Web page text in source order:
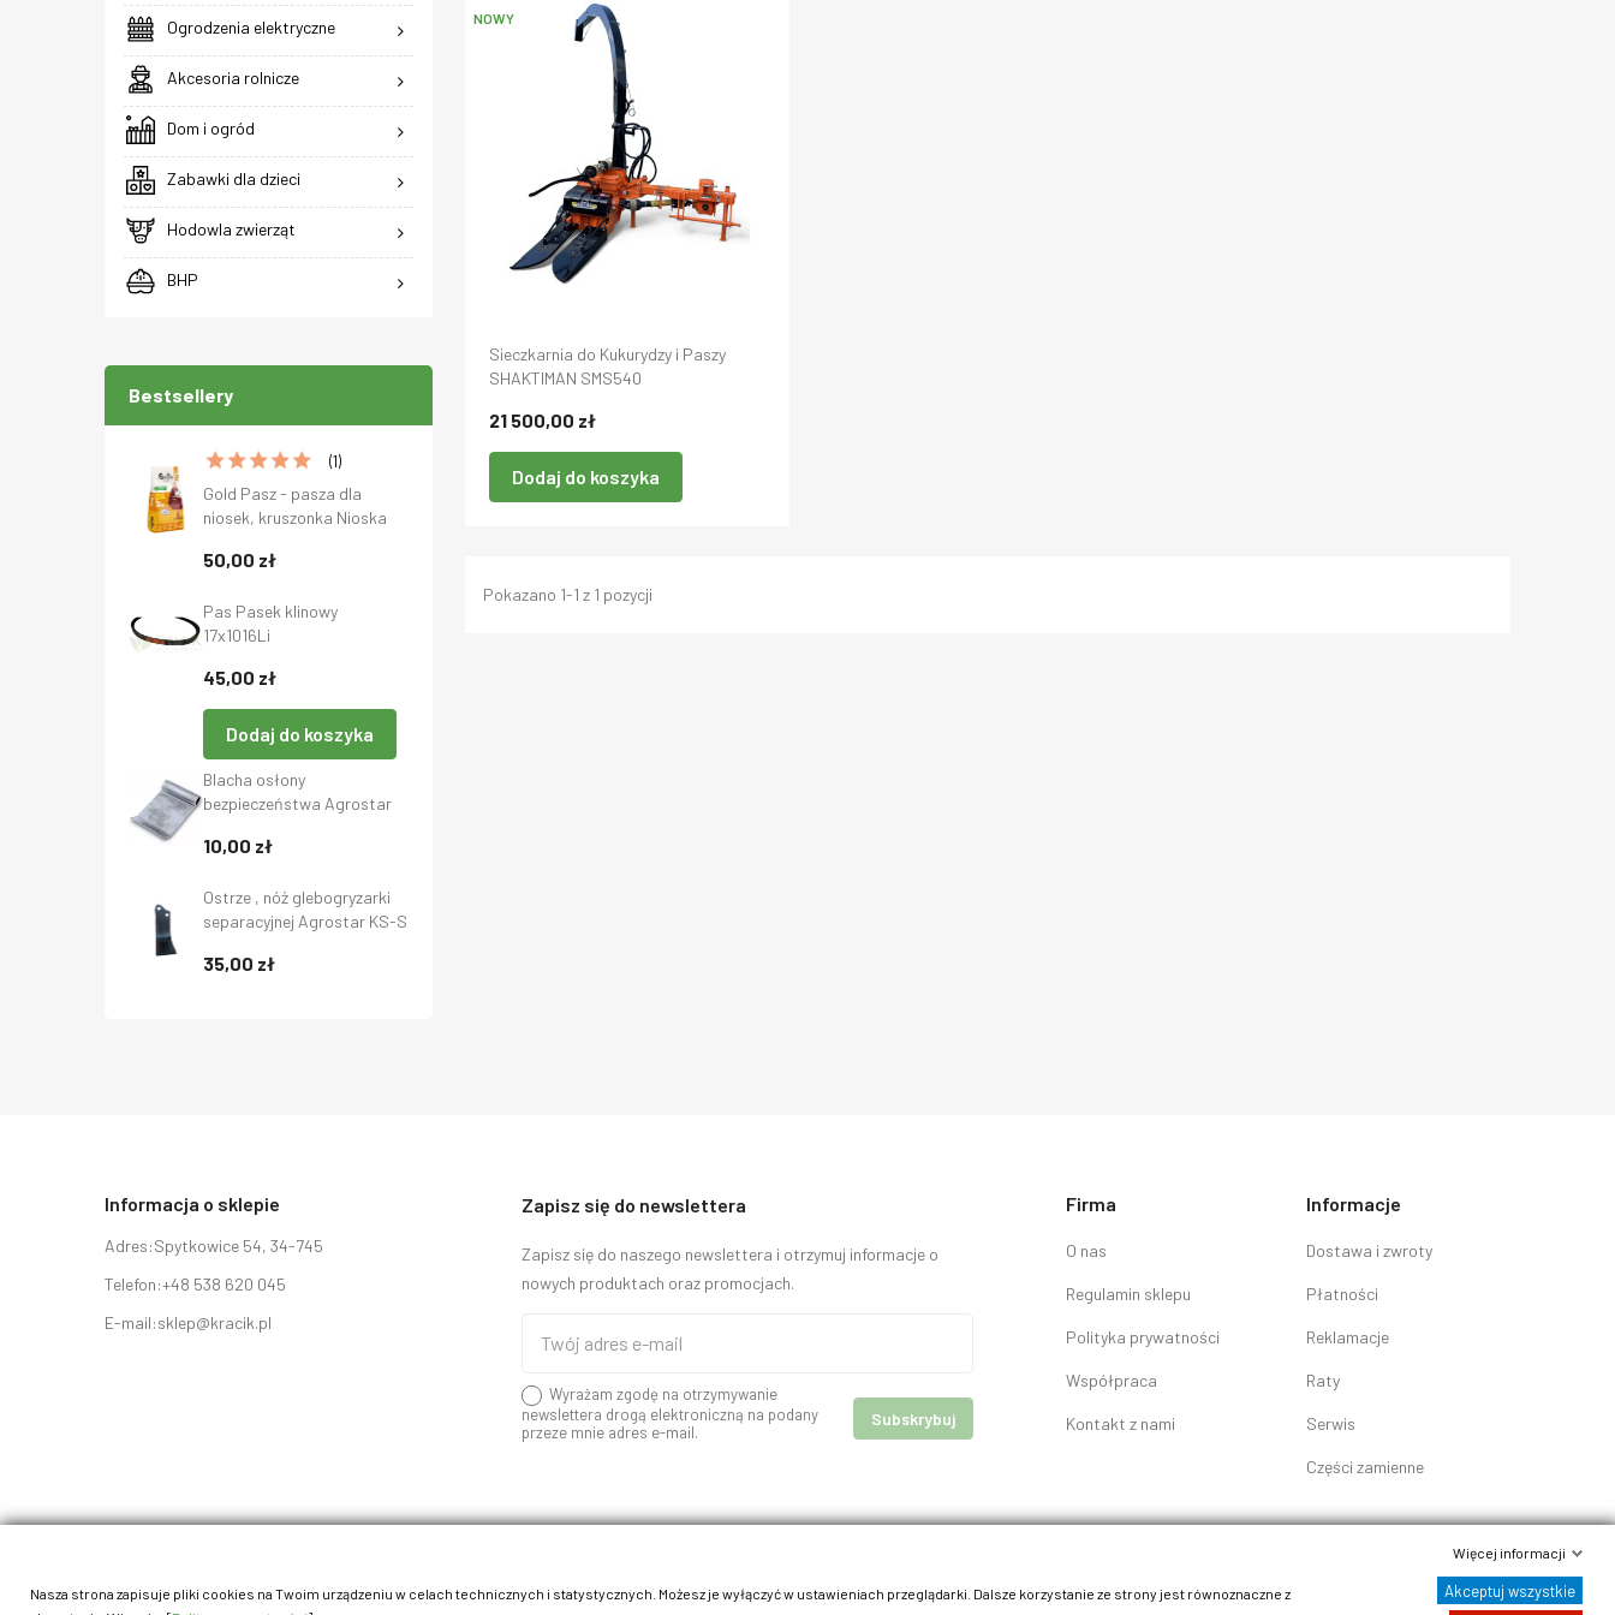
Ogrodzenia elektryczne
Akcesoria rolnicze
Dom i ogród
Zabawki dla dzieci
Hodowla zwierząt
BHP
Bestsellery
Gold Pasz - pasza dla
niosek, kruszonka Nioska
GoldPasz, Gold-Pasz
50,00 zł
(1)
Pas Pasek klinowy
17x1016Li
45,00 zł
Dodaj do koszyka
Blacha osłony
bezpieczeństwa Agrostar
kosiarki bijakowej - Osłona
10,00 zł
Ostrze , nóż glebogryzarki
separacyjnej Agrostar KS-S
35,00 zł
Sieczkarnia do Kukurydzy i Paszy
SHAKTIMAN SMS540
21 500,00 zł
Dodaj do koszyka
NOWY
Pokazano 1-1 z 1 pozycji
Informacja o sklepie
Adres:Spytkowice 54, 34-745
Telefon:+48 538 620 045
E-mail:sklep@kracik.pl
Zapisz się do newslettera
Zapisz się do naszego newslettera i otrzymuj informacje o
nowych produktach oraz promocjach.
Wyrażam zgodę na otrzymywanie
newslettera drogą elektroniczną na podany
przeze mnie adres e-mail.
Firma
O nas
Regulamin sklepu
Polityka prywatności
Współpraca
Kontakt z nami
Informacje
Dostawa i zwroty
Płatności
Reklamacje
Raty
Serwis
Części zamienne
© 2026 - kracik.pl
Nasza strona zapisuje pliki cookies na Twoim urządzeniu w celach technicznych i statystycznych. Możesz je wyłączyć w ustawieniach przeglądarki. Dalsze korzystanie ze strony jest równoznaczne z
Więcej informacji
Akceptuj wszystkie